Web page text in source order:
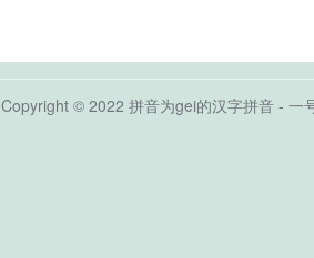
Copyright © 2022 拼音为gei的汉字拼音 - 一